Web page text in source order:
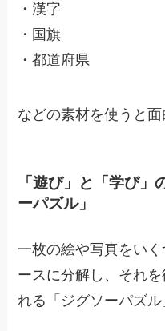
・漢字
・ 国旗
・都道府県
などの素材を使うと面
「遊び」と「学び
ーパズル」
一枚の絵や写真をい
ースに分解し、それ
れる「ジグソーパズル